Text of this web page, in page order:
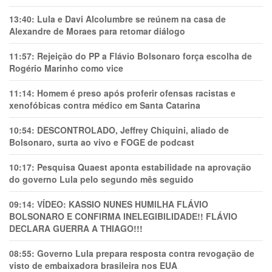
13:40: Lula e Davi Alcolumbre se reúnem na casa de
Alexandre de Moraes para retomar diálogo
11:57: Rejeição do PP a Flávio Bolsonaro força escolha de
Rogério Marinho como vice
11:14: Homem é preso após proferir ofensas racistas e
xenofóbicas contra médico em Santa Catarina
10:54: DESCONTROLADO, Jeffrey Chiquini, aliado de
Bolsonaro, surta ao vivo e FOGE de podcast
10:17: Pesquisa Quaest aponta estabilidade na aprovação
do governo Lula pelo segundo mês seguido
09:14: VÍDEO: KASSIO NUNES HUMlLHA FLÁVIO
BOLSONARO E CONFIRMA INELEGIBILIDADE!! FLÁVIO
DECLARA GUERRA A THIAGO!!!
08:55: Governo Lula prepara resposta contra revogação de
visto de embaixadora brasileira nos EUA